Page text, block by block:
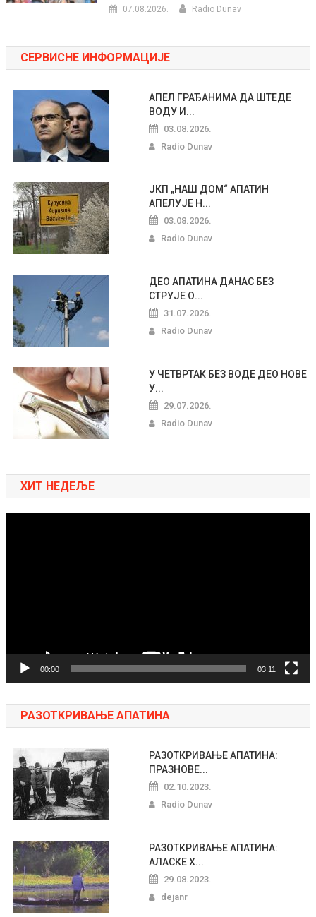
07.08.2026. Radio Dunav
СЕРВИСНЕ ИНФОРМАЦИЈЕ
АПЕЛ ГРАЂАНИМА ДА ШТЕДЕ
ВОДУ И...
03.08.2026.
Radio Dunav
ЈКП „НАШ ДОМ“ АПАТИН
АПЕЛУЈЕ Н...
03.08.2026.
Radio Dunav
ДЕО АПАТИНА ДАНАС БЕЗ
СТРУЈЕ О...
31.07.2026.
Radio Dunav
У ЧЕТВРТАК БЕЗ ВОДЕ ДЕО НОВЕ
У...
29.07.2026.
Radio Dunav
ХИТ НЕДЕЉЕ
00:00 03:11
РАЗОТКРИВАЊЕ АПАТИНА
РАЗОТКРИВАЊЕ АПАТИНА:
ПРАЗНОВЕ...
02.10.2023.
Radio Dunav
РАЗОТКРИВАЊЕ АПАТИНА:
АЛАСКЕ Х...
29.08.2023.
dejanr